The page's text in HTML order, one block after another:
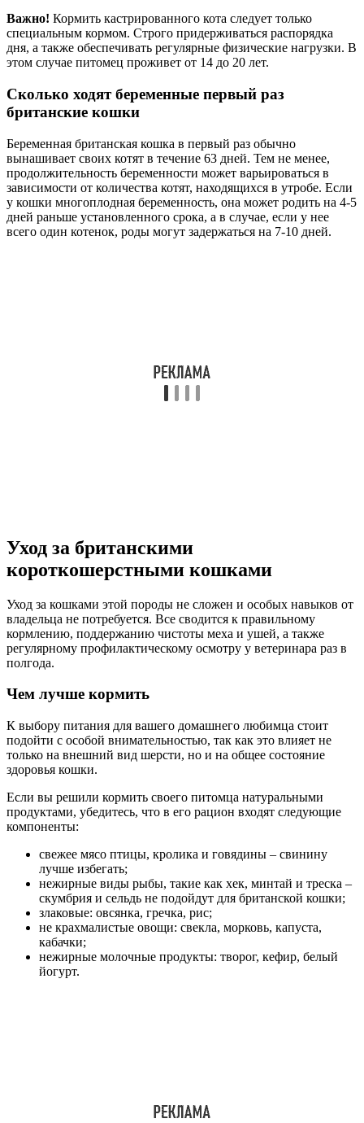
Важно! Кормить кастрированного кота следует только
специальным кормом. Строго придерживаться распорядка
дня, а также обеспечивать регулярные физические нагрузки. В
этом случае питомец проживет от 14 до 20 лет.
Сколько ходят беременные первый раз
британские кошки
Беременная британская кошка в первый раз обычно
вынашивает своих котят в течение 63 дней. Тем не менее,
продолжительность беременности может варьироваться в
зависимости от количества котят, находящихся в утробе. Если
у кошки многоплодная беременность, она может родить на 4-5
дней раньше установленного срока, а в случае, если у нее
всего один котенок, роды могут задержаться на 7-10 дней.
Уход за британскими
короткошерстными кошками
Уход за кошками этой породы не сложен и особых навыков от
владельца не потребуется. Все сводится к правильному
кормлению, поддержанию чистоты меха и ушей, а также
регулярному профилактическому осмотру у ветеринара раз в
полгода.
Чем лучше кормить
К выбору питания для вашего домашнего любимца стоит
подойти с особой внимательностью, так как это влияет не
только на внешний вид шерсти, но и на общее состояние
здоровья кошки.
Если вы решили кормить своего питомца натуральными
продуктами, убедитесь, что в его рацион входят следующие
компоненты:
свежее мясо птицы, кролика и говядины – свинину
лучше избегать;
нежирные виды рыбы, такие как хек, минтай и треска –
скумбрия и сельдь не подойдут для британской кошки;
злаковые: овсянка, гречка, рис;
не крахмалистые овощи: свекла, морковь, капуста,
кабачки;
нежирные молочные продукты: творог, кефир, белый
йогурт.